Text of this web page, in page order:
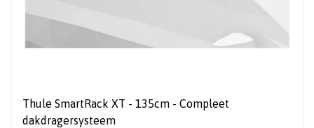
Thule SmartRack XT - 135cm - Compleet
dakdragersysteem